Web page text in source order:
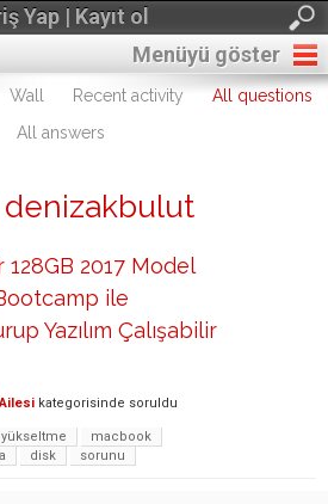
Yap | Kayıt ol
Menüyü göster
Wall Recent activity
All questions
All answers
2017 Model
ile
Yazılım Çalışabilir
kategorisinde soruldu
yükseltme
macbook
disk sorunu